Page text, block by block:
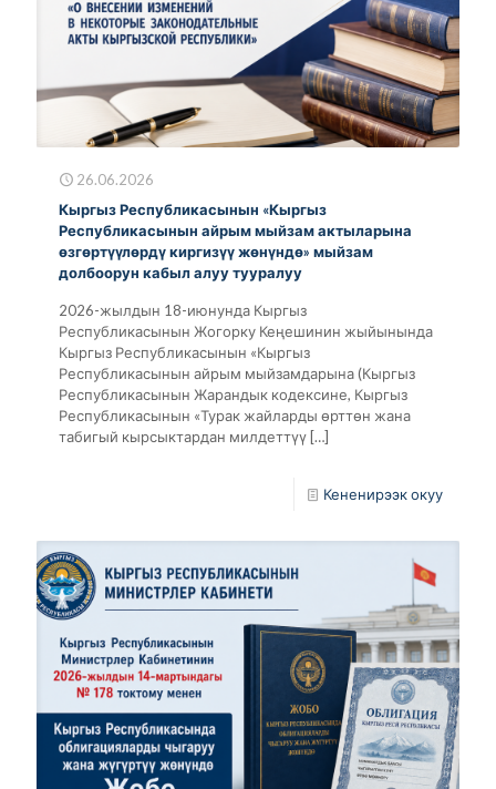
26.06.2026
Кыргыз Республикасынын «Кыргыз
Республикасынын айрым мыйзам актыларына
өзгөртүүлөрдү киргизүү жөнүндө» мыйзам
долбоорун кабыл алуу тууралуу
2026-жылдын 18-июнунда Кыргыз
Республикасынын Жогорку Кеңешинин жыйынында
Кыргыз Республикасынын «Кыргыз
Республикасынын айрым мыйзамдарына (Кыргыз
Республикасынын Жарандык кодексине, Кыргыз
Республикасынын «Турак жайларды өрттөн жана
табигый кырсыктардан милдеттүү[…]
Кененирээк окуу